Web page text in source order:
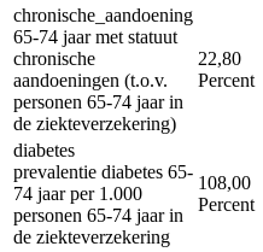
chronische_aandoening
65-74 jaar met statuut
chronische
aandoeningen (t.o.v.
personen 65-74 jaar in
de ziekteverzekering)
22,80
Percent
diabetes
prevalentie diabetes 65-
74 jaar per 1.000
personen 65-74 jaar in
de ziekteverzekering
108,00
Percent